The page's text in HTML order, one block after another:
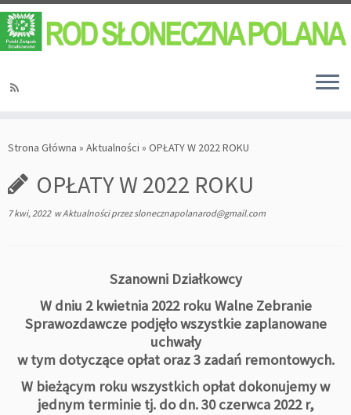
Strona Główna » Aktualności » OPŁATY W 2022 ROKU
OPŁATY W 2022 ROKU
7 kwi, 2022wAktualnościprzezslonecznapolanarod@gmail.com
Szanowni Działkowcy
W dniu 2 kwietnia 2022 roku Walne Zebranie
Sprawozdawcze podjęło wszystkie zaplanowane
uchwały
w tym dotyczące opłat oraz 3 zadań remontowych.
W bieżącym roku wszystkich opłat dokonujemy w
jednym terminie tj. do dn. 30 czerwca 2022 r,